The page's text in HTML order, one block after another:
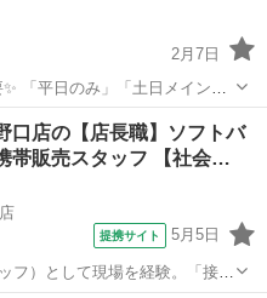
2月7日
「平日のみ」「土日メイン」
シフト自由に組めます！ 午前
車は会社で用意
口店の【店長職】ソフトバ
帯販売スタッフ 【社会…
提携サイト 5月5日
フ）として現場を経験。「接客